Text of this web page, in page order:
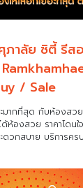
ภาลัย ซิตี้ รีส
/ Sale
มากที่สุด กับห้องสว
ด้ห้องสวย ราคาโดน
วกสบาย บริการคร